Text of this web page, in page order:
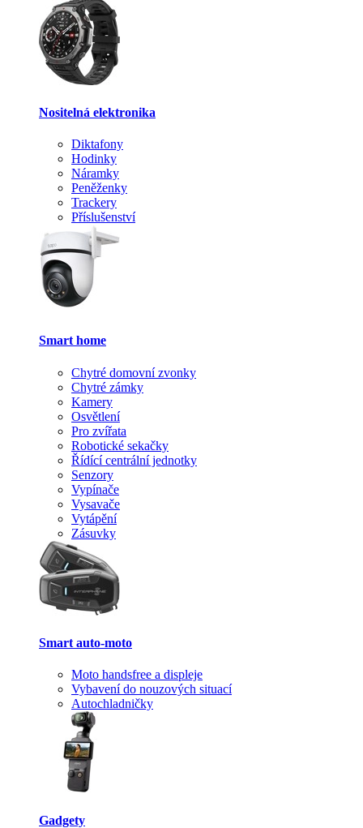
Nositelná elektronika
Diktafony
Hodinky
Náramky
Peněženky
Trackery
Příslušenství
Smart home
Chytré domovní zvonky
Chytré zámky
Kamery
Osvětlení
Pro zvířata
Robotické sekačky
Řídící centrální jednotky
Senzory
Vypínače
Vysavače
Vytápění
Zásuvky
Smart auto-moto
Moto handsfree a displeje
Vybavení do nouzových situací
Autochladničky
Gadgety